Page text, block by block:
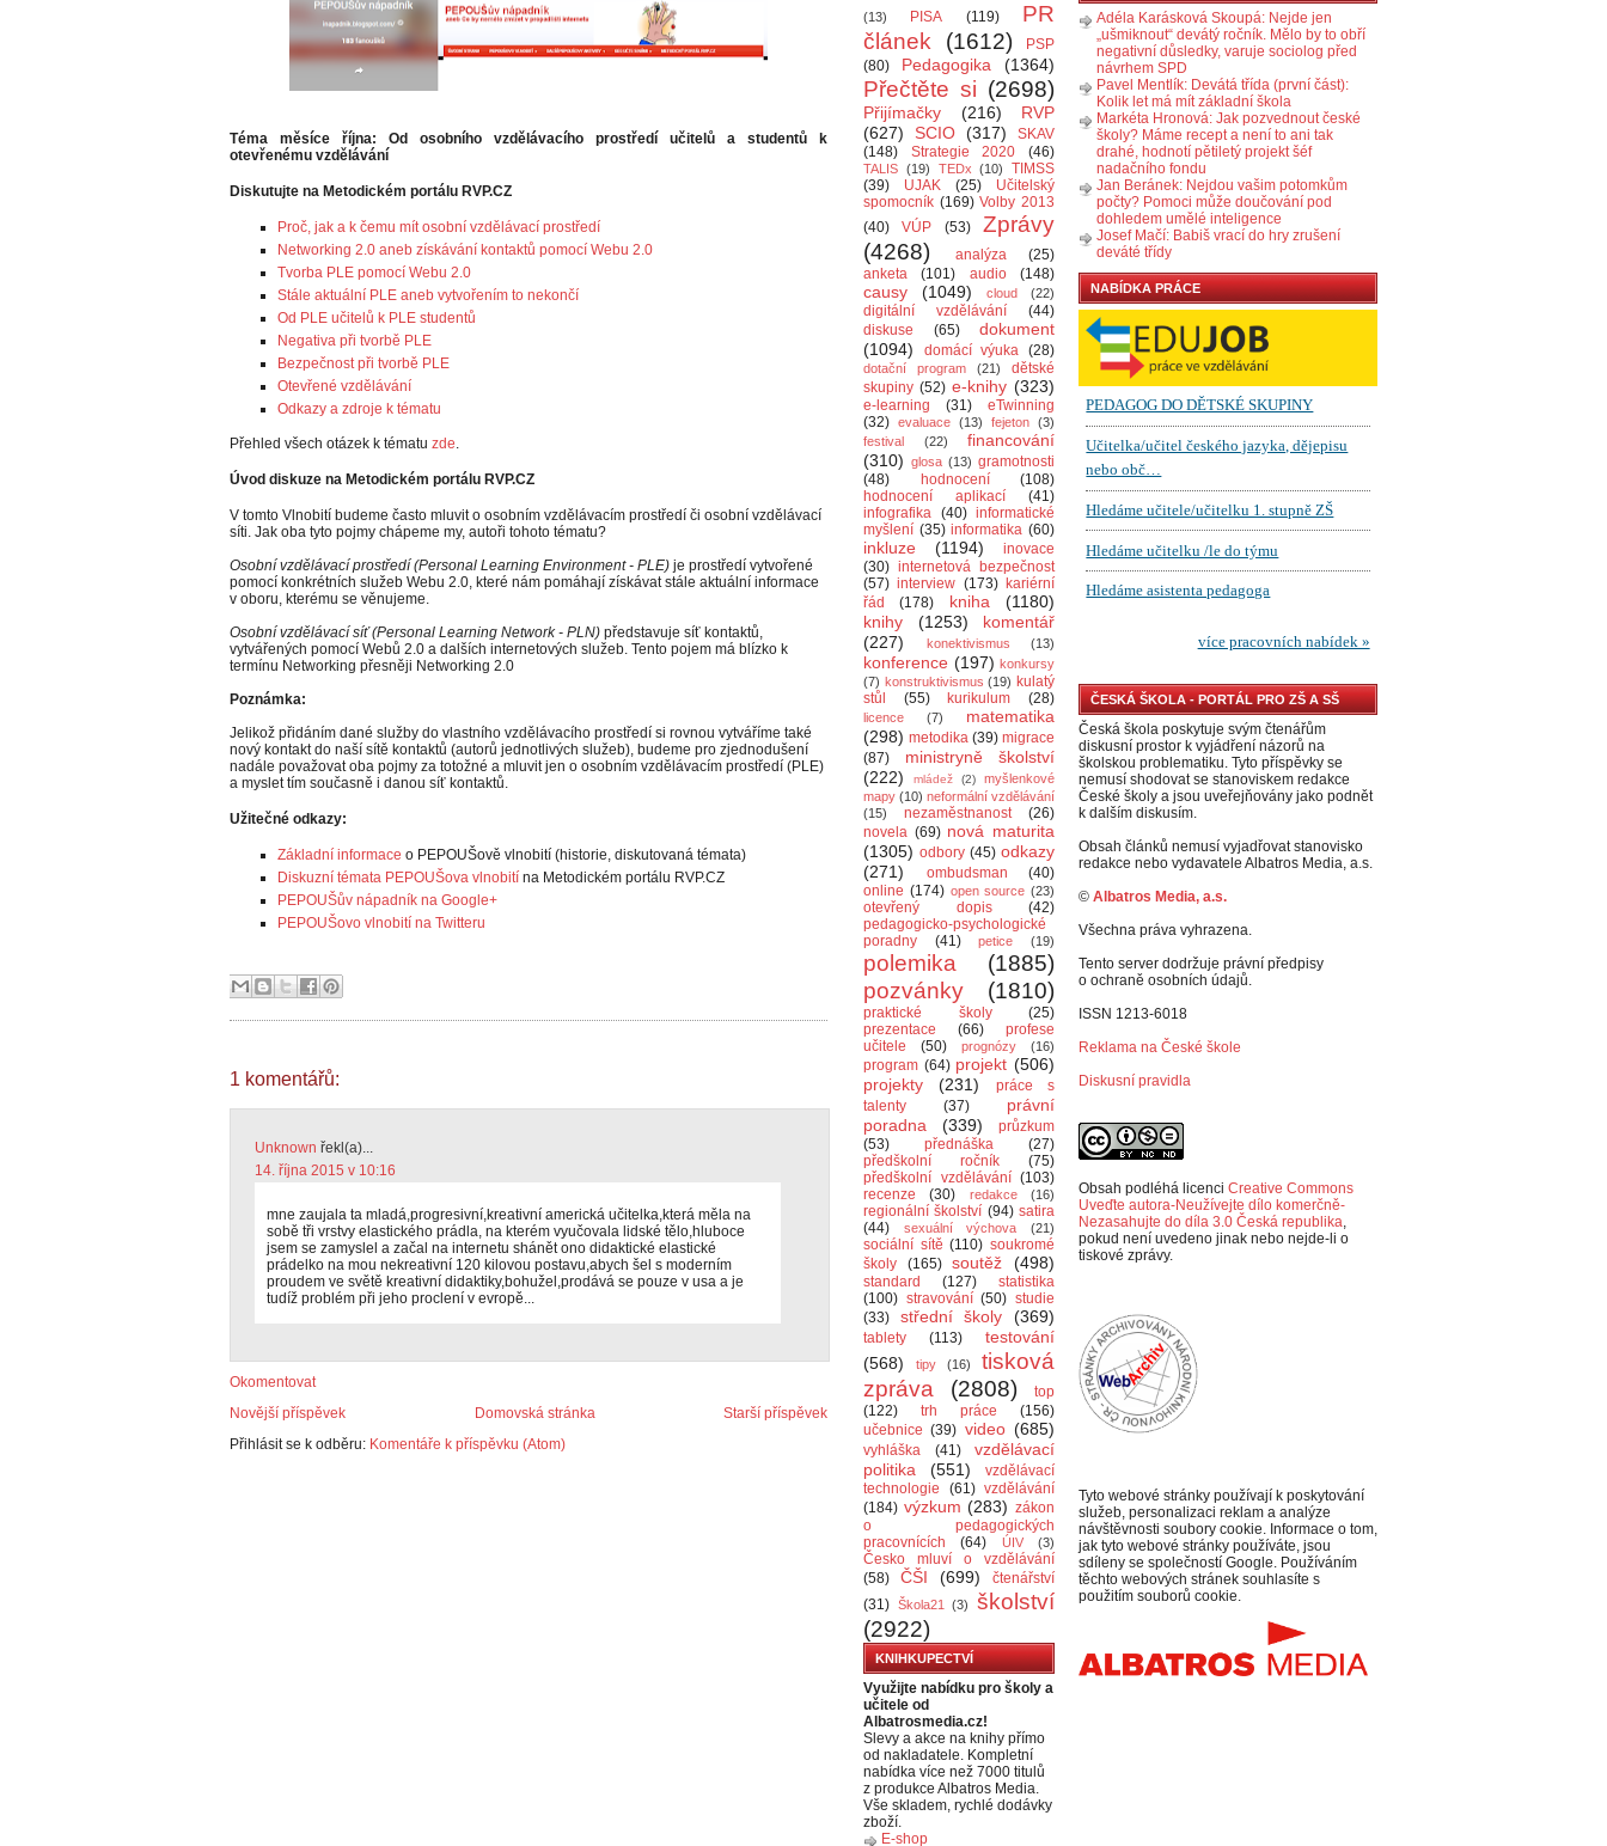
Téma měsíce října: Od osobního vzdělávacího prostředí učitelů a studentů k
otevřenému vzdělávání
Diskutujte na Metodickém portálu RVP.CZ
Proč, jak a k čemu mít osobní vzdělávací prostředí
Networking 2.0 aneb získávání kontaktů pomocí Webu 2.0
Tvorba PLE pomocí Webu 2.0
Stále aktuální PLE aneb vytvořením to nekončí
Od PLE učitelů k PLE studentů
Negativa při tvorbě PLE
Bezpečnost při tvorbě PLE
Otevřené vzdělávání
Odkazy a zdroje k tématu
Přehled všech otázek k tématu zde.
Úvod diskuze na Metodickém portálu RVP.CZ
V tomto Vlnobití budeme často mluvit o osobním vzdělávacím prostředí či osobní vzdělávací
síti. Jak oba tyto pojmy chápeme my, autoři tohoto tématu?
Osobní vzdělávací prostředí (Personal Learning Environment - PLE) je prostředí vytvořené
pomocí konkrétních služeb Webu 2.0, které nám pomáhají získávat stále aktuální informace
v oboru, kterému se věnujeme.
Osobní vzdělávací síť (Personal Learning Network - PLN) představuje síť kontaktů,
vytvářených pomocí Webů 2.0 a dalších internetových služeb. Tento pojem má blízko k
termínu Networking přesněji Networking 2.0
Poznámka:
Jelikož přidáním dané služby do vlastního vzdělávacího prostředí si rovnou vytváříme také
nový kontakt do naší sítě kontaktů (autorů jednotlivých služeb), budeme pro zjednodušení
nadále považovat oba pojmy za totožné a mluvit jen o osobním vzdělávacím prostředí (PLE)
a myslet tím současně i danou síť kontaktů.
Užitečné odkazy:
Základní informace o PEPOUŠově vlnobití (historie, diskutovaná témata)
Diskuzní témata PEPOUŠova vlnobití na Metodickém portálu RVP.CZ
PEPOUŠův nápadník na Google+
PEPOUŠovo vlnobití na Twitteru
1 komentářů:
Unknown řekl(a)...
14. října 2015 v 10:16
mne zaujala ta mladá,progresivní,kreativní americká učitelka,která měla na
sobě tři vrstvy elastického prádla, na kterém vyučovala lidské tělo,hluboce
jsem se zamyslel a začal na internetu shánět ono didaktické elastické
prádelko na mou nekreativní 120 kilovou postavu,abych šel s moderním
proudem ve světě kreativní didaktiky,bohužel,prodává se pouze v usa a je
tudíž problém při jeho proclení v evropě...
Okomentovat
Novější příspěvek
Starší příspěvek
Domovská stránka
Přihlásit se k odběru: Komentáře k příspěvku (Atom)
(13)
PISA (119)
PR
článek
(1612)
PSP
(80)
Pedagogika (1364)
Přečtěte si (2698)
Přijímačky (216)
RVP
(627)
SCIO (317)
SKAV
(148)
Strategie 2020 (46)
TALIS (19) TEDx (10)
TIMSS
(39)
UJAK (25)
Učitelský
spomocník (169) Volby 2013
(40)
VÚP (53)
Zprávy
(4268)
analýza
(25)
anketa
(101) audio (148)
causy (1049) cloud (22)
digitální vzdělávání
(44)
diskuse
(65)
dokument
(1094)
domácí výuka (28)
dotační program (21)
dětské
skupiny (52) e-knihy (323)
e-learning (31)
eTwinning
(32) evaluace (13) fejeton (3)
festival
(22)
financování
(310) glosa (13) gramotnosti
(48)
hodnocení
(108)
hodnocení aplikací
(41)
infografika (40) informatické
myšlení (35) informatika (60)
inkluze (1194)
inovace
(30) internetová bezpečnost
(57) interview (173) kariérní
řád
(178) kniha
(1180)
knihy
(1253)
komentář
(227)
konektivismus (13)
konference (197) konkursy
(7) konstruktivismus (19) kulatý
stůl
(55) kurikulum (28)
licence (7)
matematika
(298) metodika (39) migrace
(87)
ministryně školství
(222)
mládež (2)
myšlenkové
mapy (10) neformální vzdělávání
(15)
nezaměstnanost
(26)
novela (69) nová maturita
(1305) odbory (45) odkazy
(271)
ombudsman
(40)
online (174) open source (23)
otevřený dopis
(42)
pedagogicko-psychologické
poradny
(41) petice (19)
polemika
(1885)
pozvánky
(1810)
praktické školy
(25)
prezentace
(66)
profese
učitele
(50) prognózy (16)
program (64) projekt (506)
projekty
(231)
práce s
talenty
(37)
právní
poradna
(339)
průzkum
(53)
přednáška
(27)
předškolní ročník
(75)
předškolní vzdělávání (103)
recenze
(30) redakce (16)
regionální školství (94) satira
(44)
sexuální výchova (21)
sociální sítě (110) soukromé
školy
(165) soutěž (498)
standard (127)
statistika
(100) stravování (50) studie
(33)
střední školy (369)
tablety (113)
testování
(568)
tipy (16)
tisková
zpráva
(2808)
top
(122)
trh práce
(156)
učebnice (39) video (685)
vyhláška (41)
vzdělávací
politika
(551)
vzdělávací
technologie
(61) vzdělávání
(184) výzkum (283) zákon
o pedagogických
pracovnících
(64) ÚIV (3)
Česko mluví o vzdělávání
(58)
ČŠI (699)
čtenářství
(31) Škola21 (3)
školství
(2922)
KNIHKUPECTVÍ
Využijte nabídku pro školy a
učitele od
Albatrosmedia.cz!
Slevy a akce na knihy přímo
od nakladatele. Kompletní
nabídka více než 7000 titulů
z produkce Albatros Media.
Vše skladem, rychlé dodávky
zboží.
E-shop
Adéla Karásková Skoupá: Nejde jen
„ušmiknout“ devátý ročník. Mělo by to obří
negativní důsledky, varuje sociolog před
návrhem SPD
Pavel Mentlík: Devátá třída (první část):
Kolik let má mít základní škola
Markéta Hronová: Jak pozvednout české
školy? Máme recept a není to ani tak
drahé, hodnotí pětiletý projekt šéf
nadačního fondu
Jan Beránek: Nejdou vašim potomkům
počty? Pomoci může doučování pod
dohledem umělé inteligence
Josef Mačí: Babiš vrací do hry zrušení
deváté třídy
NABÍDKA PRÁCE
ČESKÁ ŠKOLA - PORTÁL PRO ZŠ A SŠ
Česká škola poskytuje svým čtenářům
diskusní prostor k vyjádření názorů na
školskou problematiku. Tyto příspěvky se
nemusí shodovat se stanoviskem redakce
České školy a jsou uveřejňovány jako podnět
k dalším diskusím.
Obsah článků nemusí vyjadřovat stanovisko
redakce nebo vydavatele Albatros Media, a.s.
© Albatros Media, a.s.
Všechna práva vyhrazena.
Tento server dodržuje právní předpisy
o ochraně osobních údajů.
ISSN 1213-6018
Reklama na České škole
Diskusní pravidla
Obsah podléhá licenci Creative Commons
Uveďte autora-Neužívejte dílo komerčně-
Nezasahujte do díla 3.0 Česká republika,
pokud není uvedeno jinak nebo nejde-li o
tiskové zprávy.
Tyto webové stránky používají k poskytování
služeb, personalizaci reklam a analýze
návštěvnosti soubory cookie. Informace o tom,
jak tyto webové stránky používáte, jsou
sdíleny se společností Google. Používáním
těchto webových stránek souhlasíte s
použitím souborů cookie.